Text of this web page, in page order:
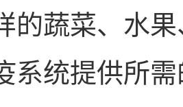
的蔬菜、水
系统提供所